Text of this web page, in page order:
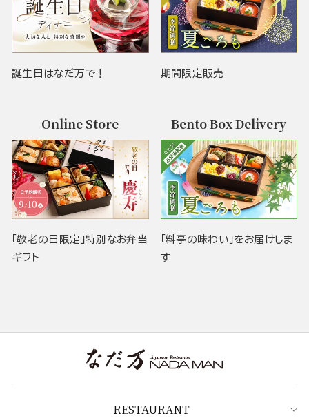
誕生日はなだ万で！ 期間限定販売
Online Store
「敬老の日限定」特別なお弁当
ギフト
Bento Box Delivery
「料亭の味わい」をお届けしま
す
RESTAURANT